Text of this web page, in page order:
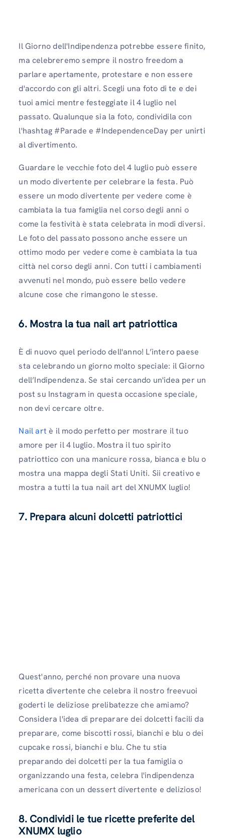
Il Giorno dell'Indipendenza potrebbe essere finito,
ma celebreremo sempre il nostro freedom a
parlare apertamente, protestare e non essere
d'accordo con gli altri. Scegli una foto di te e dei
tuoi amici mentre festeggiate il 4 luglio nel
passato. Qualunque sia la foto, condividila con
l'hashtag #Parade e #IndependenceDay per unirti
al divertimento.
Guardare le vecchie foto del 4 luglio può essere
un modo divertente per celebrare la festa. Può
essere un modo divertente per vedere come è
cambiata la tua famiglia nel corso degli anni o
come la festività è stata celebrata in modi diversi.
Le foto del passato possono anche essere un
ottimo modo per vedere come è cambiata la tua
città nel corso degli anni. Con tutti i cambiamenti
avvenuti nel mondo, può essere bello vedere
alcune cose che rimangono le stesse.
6. Mostra la tua nail art patriottica
È di nuovo quel periodo dell'anno! L’intero paese
sta celebrando un giorno molto speciale: il Giorno
dell’Indipendenza. Se stai cercando un'idea per un
post su Instagram in questa occasione speciale,
non devi cercare oltre.
Nail artè il modo perfetto per mostrare il tuo
amore per il 4 luglio. Mostra il tuo spirito
patriottico con una manicure rossa, bianca e blu o
mostra una mappa degli Stati Uniti. Sii creativo e
mostra a tutti la tua nail art del XNUMX luglio!
7. Prepara alcuni dolcetti patriottici
Quest'anno, perché non provare una nuova
ricetta divertente che celebra il nostro freevuoi
goderti le deliziose prelibatezze che amiamo?
Considera l'idea di preparare dei dolcetti facili da
preparare, come biscotti rossi, bianchi e blu o dei
cupcake rossi, bianchi e blu. Che tu stia
preparando dei dolcetti per la tua famiglia o
organizzando una festa, celebra l'indipendenza
americana con un dessert divertente e delizioso!
8. Condividi le tue ricette preferite del
XNUMX luglio